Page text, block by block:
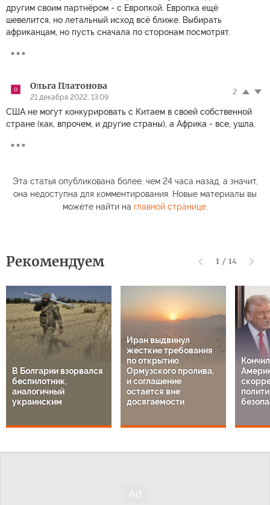
другим своим партнёром - с Европкой. Европка ещё
шевелится, но летальный исход всё ближе. Выбирать
африканцам, но пусть сначала по сторонам посмотрят.
Ольга Платонова
21 декабря 2022, 13:09
2
США не могут конкурировать с Китаем в своей собственной
стране (как, впрочем, и другие страны), а Африка - все, ушла.
Эта статья опубликована более, чем 24 часа назад, а значит,
она недоступна для комментирования. Новые материалы вы
можете найти на главной странице.
Рекомендуем 1 / 14
В Болгарии взорвался
беспилотник,
аналогичный
украинским
Иран выдвинул
жесткие требования
по открытию
Ормузского пролива,
и соглашение
остается вне
досягаемости